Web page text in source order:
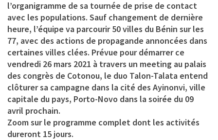
l’organigramme de sa tournée de prise de contact
avec les populations. Sauf changement de dernière
heure, l’équipe va parcourir 50 villes du Bénin sur les
77, avec des actions de propagande annoncées dans
certaines villes clées. Prévue pour démarrer ce
vendredi 26 mars 2021 à travers un meeting au palais
des congrès de Cotonou, le duo Talon-Talata entend
clôturer sa campagne dans la cité des Ayinonvi, ville
capitale du pays, Porto-Novo dans la soirée du 09
avril prochain.
Zoom sur le programme complet dont les activités
dureront 15 jours.